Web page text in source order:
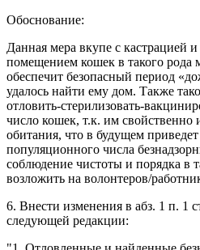
Обоснование:
Данная мера вкупе с кастрацией
помещением кошек в такого рода
обеспечит безопасный период
удалось найти ему дом. Также
отловить-стерилизовать-
число кошек, т.к. им свойственно
обитания, что в будущем
популяционного числа
соблюдение чистоты и порядка в
возложить на волонтеров/
6. Внести изменения в абз. 1 п. 1
следующей редакции: